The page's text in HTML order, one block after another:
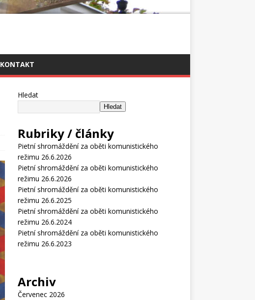
KONTAKT
Hledat
Hledat
Rubriky / články
Pietní shromáždění za oběti komunistického
režimu 26.6.2026
Pietní shromáždění za oběti komunistického
režimu 26.6.2026
Pietní shromáždění za oběti komunistického
režimu 26.6.2025
Pietní shromáždění za oběti komunistického
režimu 26.6.2024
Pietní shromáždění za oběti komunistického
režimu 26.6.2023
Archiv
Červenec 2026